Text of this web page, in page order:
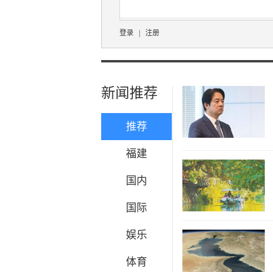
登录 | 注册
新闻推荐
推荐
福建
国内
国际
娱乐
体育